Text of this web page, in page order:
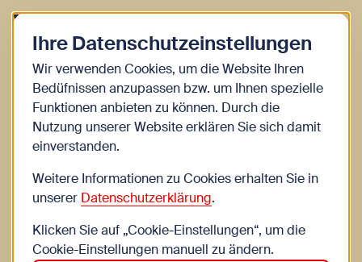
Zurück zur Startseite Zum
Blog
10 Tipps wie wir mit Kindern
die Natur entdecken können
Seit ihr mit euren Kindern gerne im Wald oder wärt
ihr das gerne? Hier haben wir 10 Anregungen und
besser wird.
Ihre Datenschutzeinstellungen
Wir verwenden Cookies, um die Website Ihren
Bedüfnissen anzupassen bzw. um Ihnen spezielle
Funktionen anbieten zu können. Durch die
Nutzung unserer Website erklären Sie sich damit
einverstanden.
Weitere Informationen zu Cookies erhalten Sie in
unserer Datenschutzerklärung.
Klicken Sie auf „Cookie-Einstellungen“, um die
Cookie-Einstellungen manuell zu ändern.